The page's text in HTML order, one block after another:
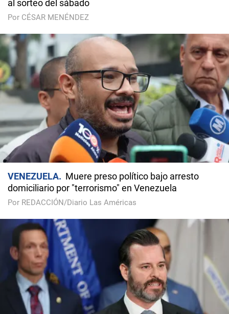
al sorteo del sábado
Por CÉSAR MENÉNDEZ
VENEZUELA
Muere preso político bajo arresto
domiciliario por "terrorismo" en Venezuela
Por REDACCIÓN/Diario Las Américas